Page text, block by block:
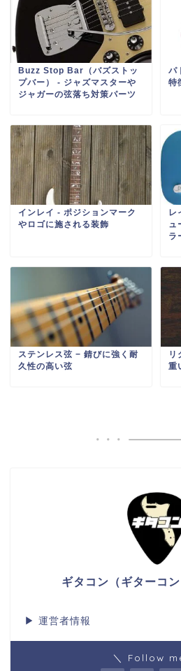
Buzz Stop Bar（バズストッ
プバー） ‐ ジャズマスターや
ジャガーの弦落ち対策パーツ
パ
特
インレイ ‐ ポジションマーク
やロゴに施される装飾
レ
ュ
ラ
ステンレス弦 − 錆びに強く耐
久性の高い弦
リ
重
ギタコン（ギターコン
▶ 運営者情報
＼ Follow